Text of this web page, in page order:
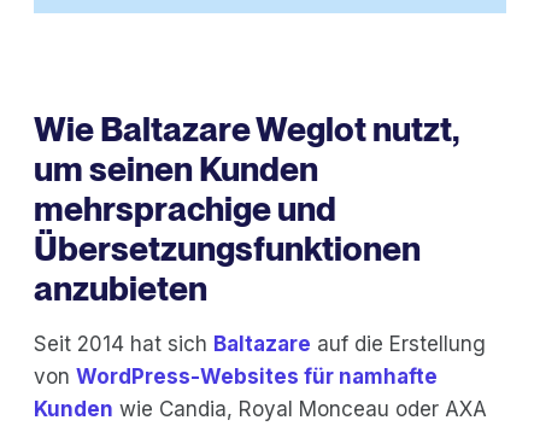
Wie Baltazare Weglot nutzt,
um seinen Kunden
mehrsprachige und
Übersetzungsfunktionen
anzubieten
Seit 2014 hat sich Baltazare auf die Erstellung
von WordPress-Websites für namhafte
Kunden wie Candia, Royal Monceau oder AXA